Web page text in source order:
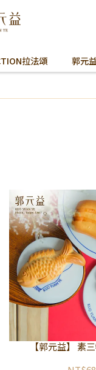
拉法頌 郭元
【郭元益】 素